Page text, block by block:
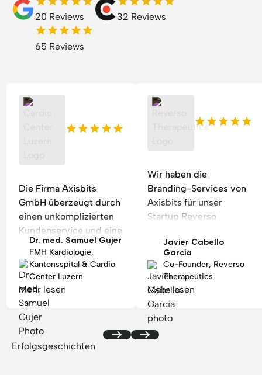
20 Reviews 32 Reviews
65 Reviews
Die Firma Axisbits
GmbH überzeugt durch
einen unkomplizierten
Kundenservice und eine
schöne, einfach zu
bearbeitende
Homepage für eine
kardiologische Praxis.
Dr. med. Samuel Gujer
FMH Kardiologie,
Kantonsspital & Cardio
Center Luzern
Mehr lesen
Wir haben die
Branding-Services von
Axisbits für unser
Startup Reverso
Anspruch genommen.
Der Prozess verlief
reibungslos, das Team
war jederzeit erreichbar
und hat auf Basis
unserer Vorschläge
schnell zwei Branding-
Optionen ausgearbeitet.
Javier Cabello
Garcia
Co-Founder, Reverso
Therapeutics
Mehr lesen
Erfolgsgeschichten